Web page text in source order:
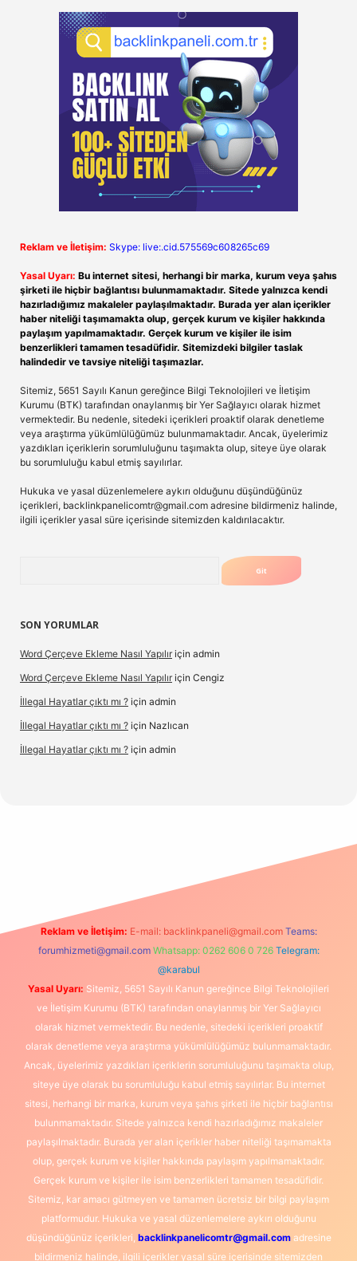
Reklam ve İletişim: Skype: live:.cid.575569c608265c69
Yasal Uyarı: Bu internet sitesi, herhangi bir marka, kurum veya şahıs
şirketi ile hiçbir bağlantısı bulunmamaktadır. Sitede yalnızca kendi
hazırladığımız makaleler paylaşılmaktadır. Burada yer alan içerikler
haber niteliği taşımamakta olup, gerçek kurum ve kişiler hakkında
paylaşım yapılmamaktadır. Gerçek kurum ve kişiler ile isim
benzerlikleri tamamen tesadüfidir. Sitemizdeki bilgiler taslak
halindedir ve tavsiye niteliği taşımazlar.
Sitemiz, 5651 Sayılı Kanun gereğince Bilgi Teknolojileri ve İletişim
Kurumu (BTK) tarafından onaylanmış bir Yer Sağlayıcı olarak hizmet
vermektedir. Bu nedenle, sitedeki içerikleri proaktif olarak denetleme
veya araştırma yükümlülüğümüz bulunmamaktadır. Ancak, üyelerimiz
yazdıkları içeriklerin sorumluluğunu taşımakta olup, siteye üye olarak
bu sorumluluğu kabul etmiş sayılırlar.
Hukuka ve yasal düzenlemelere aykırı olduğunu düşündüğünüz
içerikleri, backlinkpanelicomtr@gmail.com adresine bildirmeniz halinde,
ilgili içerikler yasal süre içerisinde sitemizden kaldırılacaktır.
SON YORUMLAR
Word Çerçeve Ekleme Nasıl Yapılır için admin
Word Çerçeve Ekleme Nasıl Yapılır için Cengiz
İllegal Hayatlar çıktı mı ? için admin
İllegal Hayatlar çıktı mı ? için Nazlıcan
İllegal Hayatlar çıktı mı ? için admin
Reklam ve İletişim: E-mail: backlinkpaneli@gmail.com Teams:
forumhizmeti@gmail.com Whatsapp: 0262 606 0 726 Telegram:
@karabul
Yasal Uyarı: Sitemiz, 5651 Sayılı Kanun gereğince Bilgi Teknolojileri
ve İletişim Kurumu (BTK) tarafından onaylanmış bir Yer Sağlayıcı
olarak hizmet vermektedir. Bu nedenle, sitedeki içerikleri proaktif
olarak denetleme veya araştırma yükümlülüğümüz bulunmamaktadır.
Ancak, üyelerimiz yazdıkları içeriklerin sorumluluğunu taşımakta olup,
siteye üye olarak bu sorumluluğu kabul etmiş sayılırlar. Bu internet
sitesi, herhangi bir marka, kurum veya şahıs şirketi ile hiçbir bağlantısı
bulunmamaktadır. Sitede yalnızca kendi hazırladığımız makaleler
paylaşılmaktadır. Burada yer alan içerikler haber niteliği taşımamakta
olup, gerçek kurum ve kişiler hakkında paylaşım yapılmamaktadır.
Gerçek kurum ve kişiler ile isim benzerlikleri tamamen tesadüfidir.
Sitemiz, kar amacı gütmeyen ve tamamen ücretsiz bir bilgi paylaşım
platformudur. Hukuka ve yasal düzenlemelere aykırı olduğunu
düşündüğünüz içerikleri, backlinkpanelicomtr@gmail.comadresine
bildirmeniz halinde, ilgili içerikler yasal süre içerisinde sitemizden